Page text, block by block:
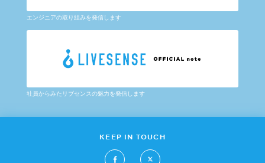
エンジニアの取り組みを発信します
社員からみたリブセンスの魅力を発信します
KEEP IN TOUCH